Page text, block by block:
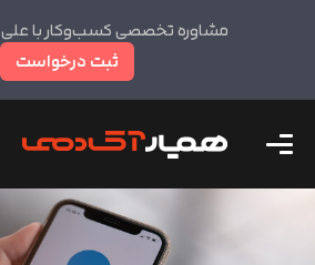
مشاوره تخصصی کسب‌وکار با
ثبت درخواست